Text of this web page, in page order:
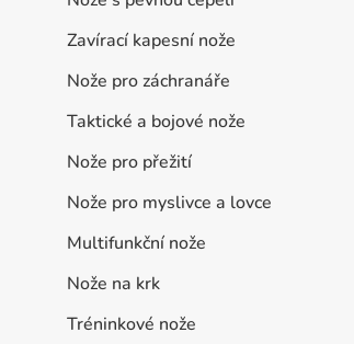
Zavírací kapesní nože
Nože pro záchranáře
Taktické a bojové nože
Nože pro přežití
Nože pro myslivce a lovce
Multifunkční nože
Nože na krk
Tréninkové nože